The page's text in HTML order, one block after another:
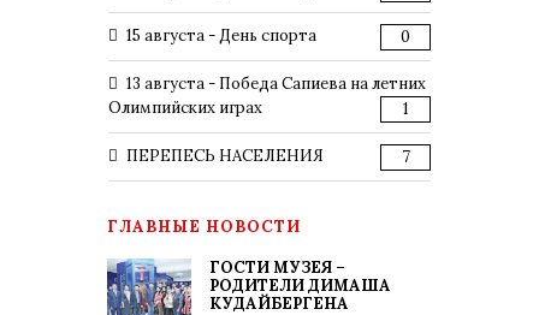
15 августа - День спорта 0
13 августа - Победа Сапиева на летних
Олимпийских играх
1
ПЕРЕПЕСЬ НАСЕЛЕНИЯ 7
ГЛАВНЫЕ НОВОСТИ
ГОСТИ МУЗЕЯ –
РОДИТЕЛИ ДИМАША
КУДАЙБЕРГЕНА